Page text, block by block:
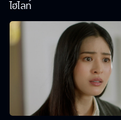
ไฮไลท์